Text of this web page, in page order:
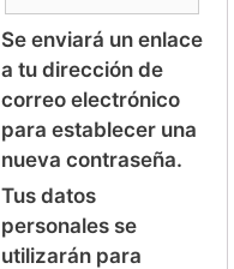
Se enviará un enlace
a tu dirección de
correo electrónico
para establecer una
nueva contraseña.
Tus datos
personales se
utilizarán para